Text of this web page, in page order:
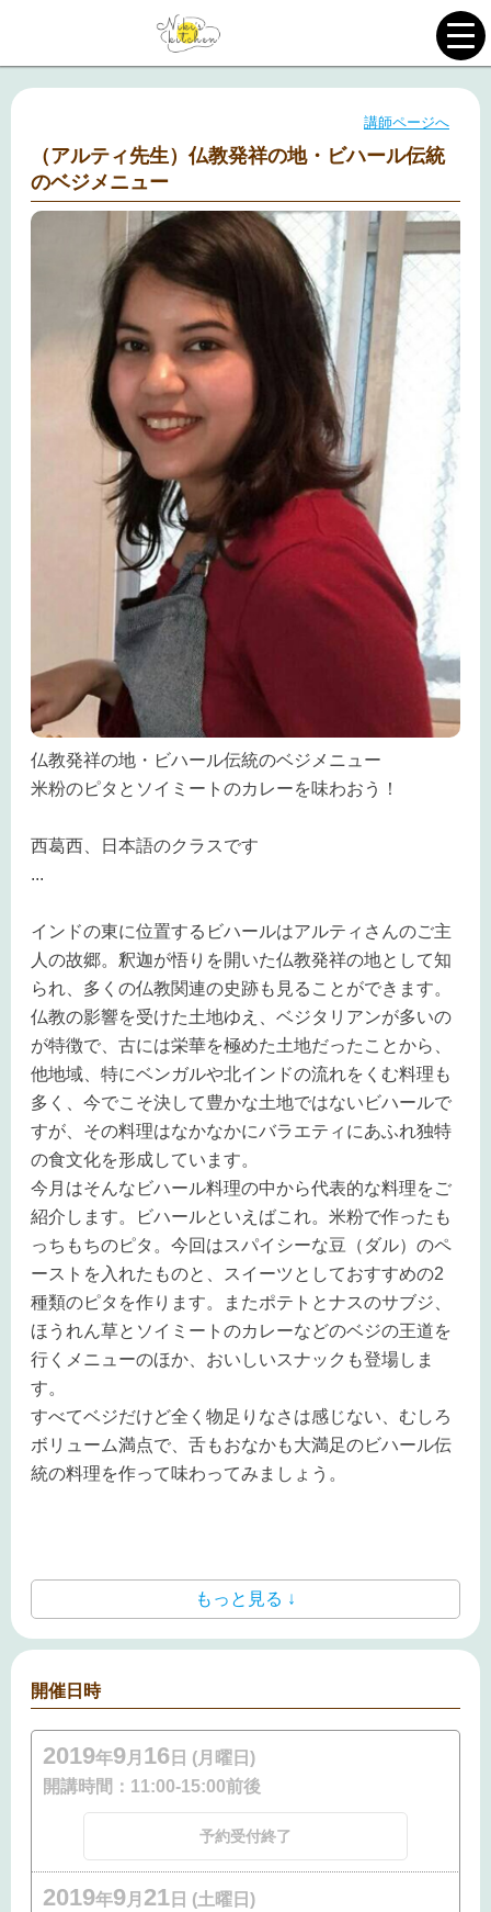
講師ページへ
（アルティ先生）仏教発祥の地・ビハール伝統
のベジメニュー
仏教発祥の地・ビハール伝統のベジメニュー
米粉のピタとソイミートのカレーを味わおう！
西葛西、日本語のクラスです
...
インドの東に位置するビハールはアルティさんのご主
人の故郷。釈迦が悟りを開いた仏教発祥の地として知
られ、多くの仏教関連の史跡も見ることができます。
仏教の影響を受けた土地ゆえ、ベジタリアンが多いの
が特徴で、古には栄華を極めた土地だったことから、
他地域、特にベンガルや北インドの流れをくむ料理も
多く、今でこそ決して豊かな土地ではないビハールで
すが、その料理はなかなかにバラエティにあふれ独特
の食文化を形成しています。
今月はそんなビハール料理の中から代表的な料理をご
紹介します。ビハールといえばこれ。米粉で作ったも
っちもちのピタ。今回はスパイシーな豆（ダル）のペ
ーストを入れたものと、スイーツとしておすすめの2
種類のピタを作ります。またポテトとナスのサブジ、
ほうれん草とソイミートのカレーなどのベジの王道を
行くメニューのほか、おいしいスナックも登場しま
す。
すべてベジだけど全く物足りなさは感じない、むしろ
ボリューム満点で、舌もおなかも大満足のビハール伝
統の料理を作って味わってみましょう。
もっと見る ↓
開催日時
2019年9月 16 日 (月曜日)
開講時間： 11:00-15:00前後
予約受付終了
2019年9月 21 日 (土曜日)